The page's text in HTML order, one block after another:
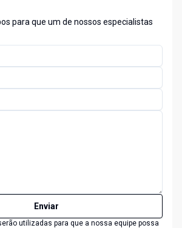
para que um de nossos especialistas
Enviar
utilizadas para que a nossa equipe possa